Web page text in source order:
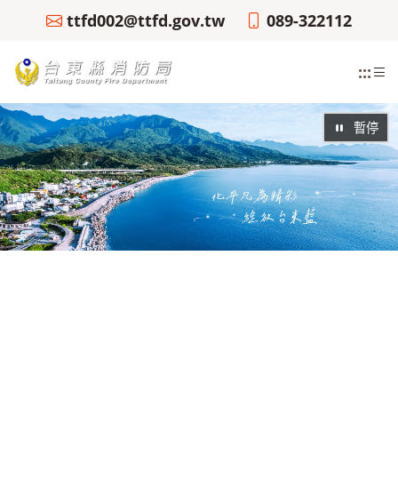
ttfd002@ttfd.gov.tw 089-322112
:::
暫停